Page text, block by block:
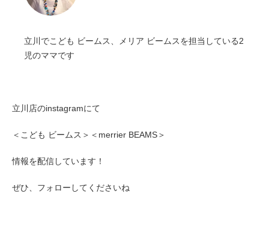
立川でこども ビームス、メリア ビームスを担当している2
児のママです
立川店のinstagramにて
＜こども ビームス＞＜merrier BEAMS＞
情報を配信しています！
ぜひ、フォローしてくださいね